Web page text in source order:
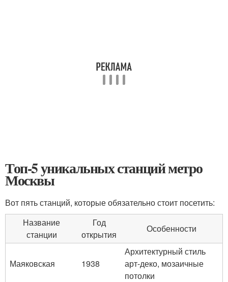
Топ-5 уникальных станций метро
Москвы
Вот пять станций, которые обязательно стоит посетить:
Название
станции
Год
открытия
Особенности
Маяковская 1938
Архитектурный стиль
арт-деко, мозаичные
потолки